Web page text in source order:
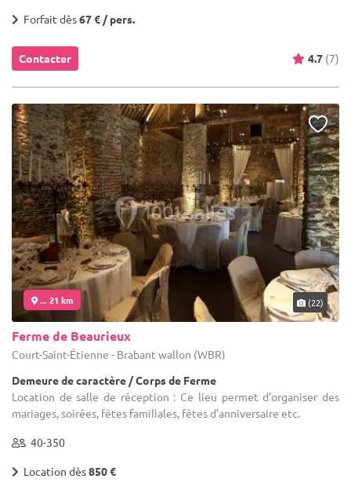
Forfait dès67 € / pers.
Contacter 4.7 (7)
... 21 km (22)
Ferme de Beaurieux
Court-Saint-Étienne - Brabant wallon (WBR)
Demeure de caractère / Corps de Ferme
Location de salle de réception : Ce lieu permet d’organiser des
mariages, soirées, fêtes familiales, fêtes d’anniversaire etc.
40-350
Location dès850 €